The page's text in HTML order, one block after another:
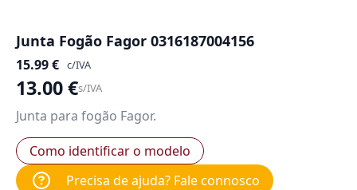
Junta Fogão Fagor 0316187004156
15.99€ c/IVA
13.00€s/IVA
Junta para fogão Fagor.
Como identificar o modelo
Precisa de ajuda? Fale connosco